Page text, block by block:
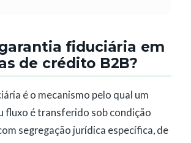
fiduciária em
de crédito B2B?
é o mecanismo pelo qual um
fluxo é transferido sob condição
segregação jurídica específica, de